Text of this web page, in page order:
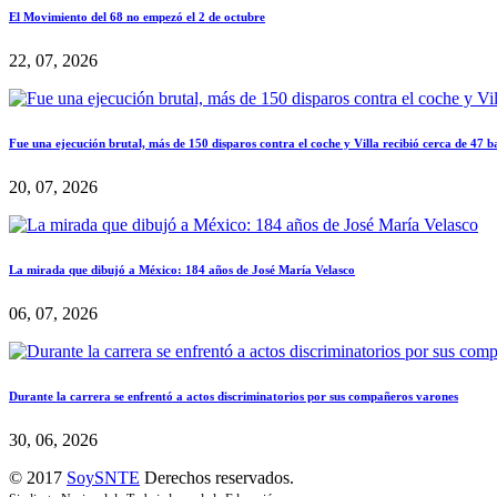
El Movimiento del 68 no empezó el 2 de octubre
22, 07, 2026
Fue una ejecución brutal, más de 150 disparos contra el coche y Villa recibió cerca de 47
20, 07, 2026
La mirada que dibujó a México: 184 años de José María Velasco
06, 07, 2026
Durante la carrera se enfrentó a actos discriminatorios por sus compañeros varones
30, 06, 2026
© 2017 SoySNTE Derechos reservados.